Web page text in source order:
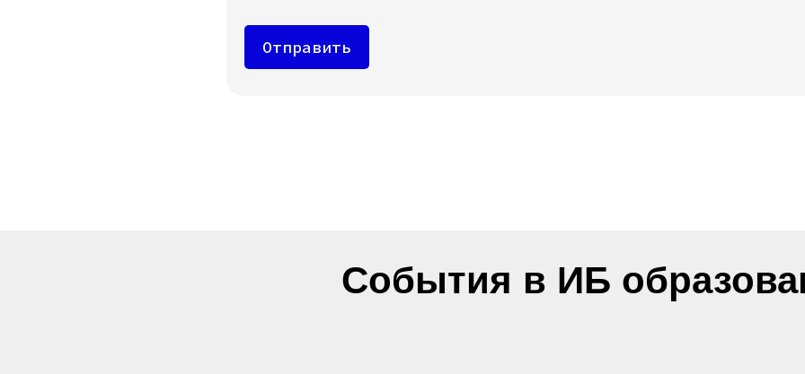
Отправить
События в ИБ